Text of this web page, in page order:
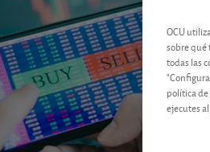
OCU
sobre qué
todas las
política
ejecutes